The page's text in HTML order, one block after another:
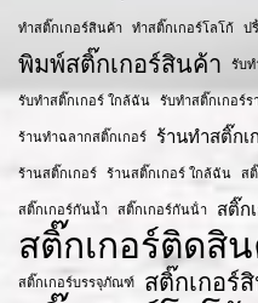
ทำสติ๊กเกอร์สินค้า ทำสติ๊กเกอร์โลโก้ ป
พิมพ์สติ๊กเกอร์สินค้า รับท
รับทำสติ๊กเกอร์ ใกล้ฉัน รับทำสติ๊กเกอร์ร
ร้านทำฉลากสติ๊กเกอร์ ร้านทำสติ๊กเ
ร้านสติ๊กเกอร์ ร้านสติ๊กเกอร์ ใกล้ฉัน ส
สติ๊กเกอร์กันน้ำ สติ๊กเกอร์กันน้ํา สติ๊ก
สติ๊กเกอร์ติดสิ
สติ๊กเกอร์บรรจุภัณฑ์ สติ๊กเกอร์